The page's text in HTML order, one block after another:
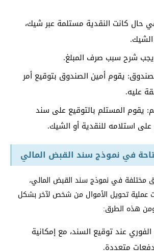
حال كانت النقدية مستلمة عبر شيك،
شرح سبب صرف المبلغ.
يقوم أمين الصندوق بتوقيع أمر
عليه.
يقوم المستلم بالتوقيع على سند
استلامه للنقدية أو الشيك.
في نموذج سند القبض المالي
مختلفة في نموذج سند القبض المالي،
عملية تحويل الأموال من شخص لآخر بشكل
هذه الطرق:
عند توقيع السند، مع إمكانية
متعددة.